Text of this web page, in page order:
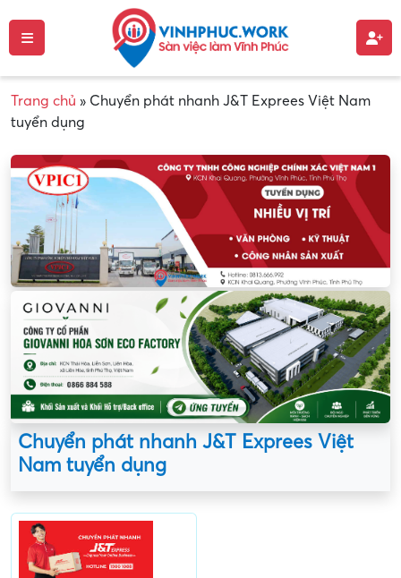
Trang chủ » Chuyển phát nhanh J&T Exprees Việt Nam
tuyển dụng
Chuyển phát nhanh J&T Exprees Việt
Nam tuyển dụng